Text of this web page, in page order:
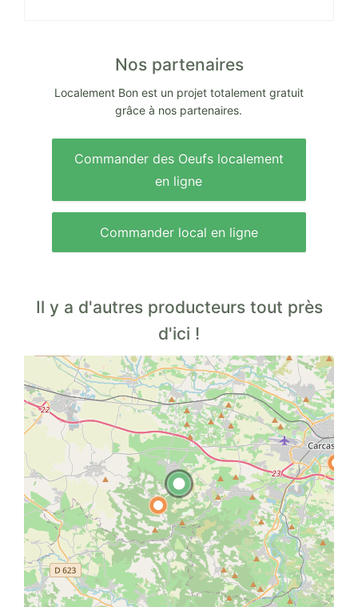
Nos partenaires
Localement Bon est un projet totalement gratuit
grâce à nos partenaires.
Commander des Oeufs localement
en ligne
Commander local en ligne
Il y a d'autres producteurs tout près
d'ici !